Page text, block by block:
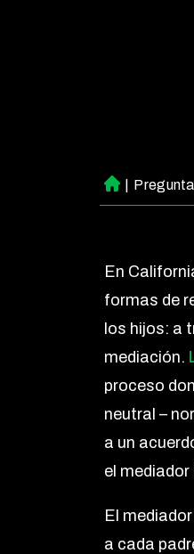
Ini
ci
En
formas de
los hijos: a
mediación.
proceso
neutral –
a un
el
El
a cada